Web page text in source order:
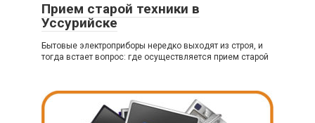
Прием старой техники в
Уссурийске
Бытовые электроприборы нередко выходят из строя, и
тогда встает вопрос: где осуществляется прием старой